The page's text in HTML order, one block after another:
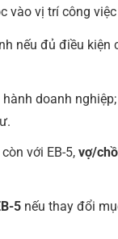
vị trí công
nếu đủ điều kiện
doanh nghiệp;
còn với EB-5, vợ/
5nếu thay đổi